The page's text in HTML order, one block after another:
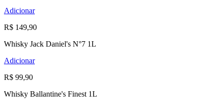
Adicionar
R$ 149,90
Whisky Jack Daniel's N°7 1L
Adicionar
R$ 99,90
Whisky Ballantine's Finest 1L